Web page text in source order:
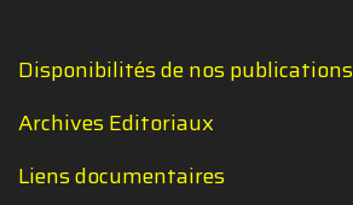
Disponibilités de nos publications
Archives Editoriaux
Liens documentaires